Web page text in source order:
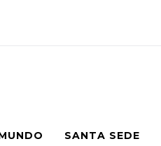
SANTA SEDE